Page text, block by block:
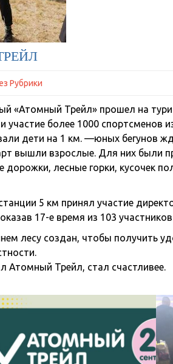
Рубрики
«Атомный Трейл» прошел на
участие более 1000 спортсменов
дети на 1 км. —юных бегунов
вышли взрослые. Для них были
дорожки, лесные горки, кусочек
5 км принял участие
17-е время из 103 участников
лесу создан, чтобы получить
Атомный Трейл, стал счастливее.